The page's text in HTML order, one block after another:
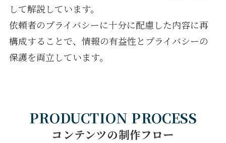
して解説しています。
依頼者のプライバシーに十分に配慮した内容に再
構成することで、情報の有益性とプライバシーの
保護を両立しています。
PRODUCTION PROCESS
コンテンツの制作フロー